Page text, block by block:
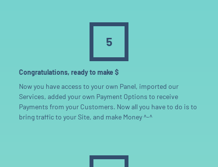
5
Congratulations, ready to make $
Now you have access to your own Panel, imported our
Services, added your own Payment Options to receive
Payments from your Customers. Now all you have to do is to
bring traffic to your Site, and make Money ^-^